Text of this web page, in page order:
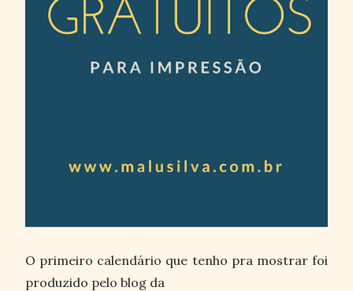
O primeiro calendário que tenho pra mostrar foi
produzido pelo blog da